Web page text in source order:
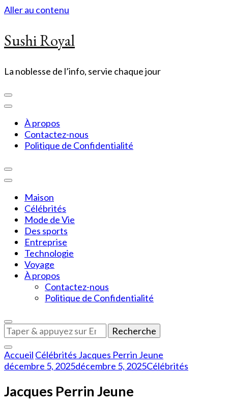
Aller au contenu
Sushi Royal
La noblesse de l’info, servie chaque jour
À propos
Contactez-nous
Politique de Confidentialité
Maison
Célébrités
Mode de Vie
Des sports
Entreprise
Technologie
Voyage
À propos
Contactez-nous
Politique de Confidentialité
Vous
recherchiez
quelque
chose
?
Accueil Célébrités Jacques Perrin Jeune
décembre 5, 2025décembre 5, 2025Célébrités
Jacques Perrin Jeune